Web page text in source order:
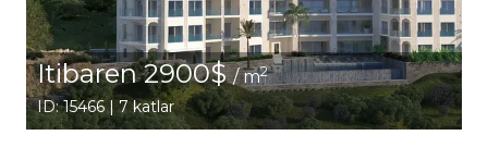
Itibaren 2900$/ m2
ID: 15466 | 7 katlar